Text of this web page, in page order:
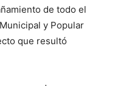
de todo el
y Popular
que resultó